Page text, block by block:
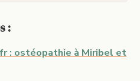
:
: ostéopathie à Miribel et